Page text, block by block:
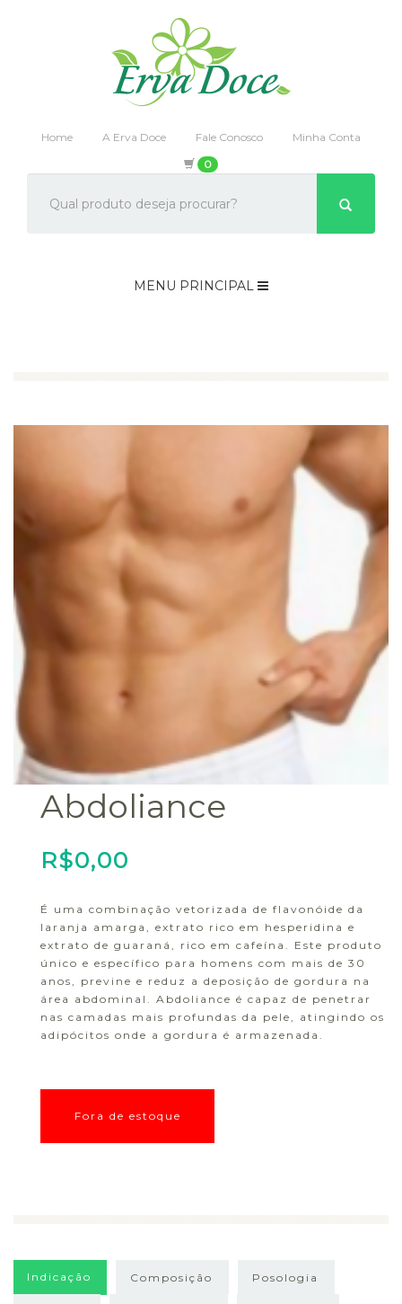
Home A Erva Doce Fale Conosco
Minha Conta
0
MENU PRINCIPAL
Abdoliance
R$0,00
É uma combinação vetorizada de flavonóide da
laranja amarga, extrato rico em hesperidina e
extrato de guaraná, rico em cafeína. Este produto
único e específico para homens com mais de 30
anos, previne e reduz a deposição de gordura na
área abdominal. Abdoliance é capaz de penetrar
nas camadas mais profundas da pele, atingindo os
adipócitos onde a gordura é armazenada.
Fora de estoque
Indicação Composição Posologia